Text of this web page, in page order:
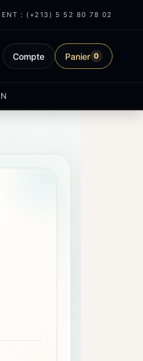
: (+213) 5 52 80 78 02
Compte Panier 0